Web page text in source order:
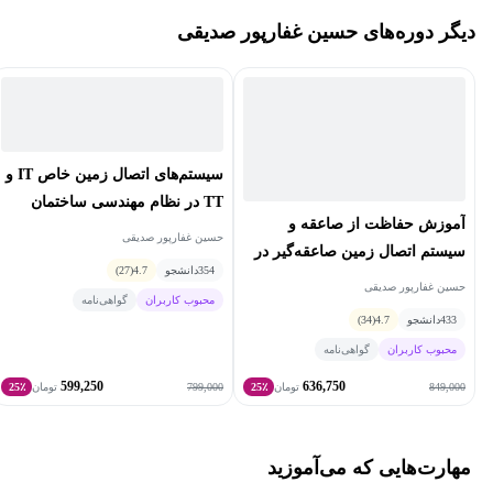
به 18 سال تدریس در دانشگاه را در کارنامه خود دارند. ایشان همچنین
دیگر دوره‌های حسین غفارپور صدیقی
آموزش حفاظت از صاعقه و
سیستم اتصال زمین صاعقه‌گیر در
نظام مهندسی ساختمان
حسین غفارپور صدیقی
433دانشجو 4.7
(34)
محبوب کاربران گواهی‌نامه
849,000
636,750 تومان 25٪
سیستم‌های اتصال زمین خاص IT و
TT در نظام مهندسی ساختمان
حسین غفارپور صدیقی
354دانشجو 4.7
(27)
محبوب کاربران گواهی‌نامه
799,000
599,250 تومان 25٪
مهارت‌هایی که می‌آموزید